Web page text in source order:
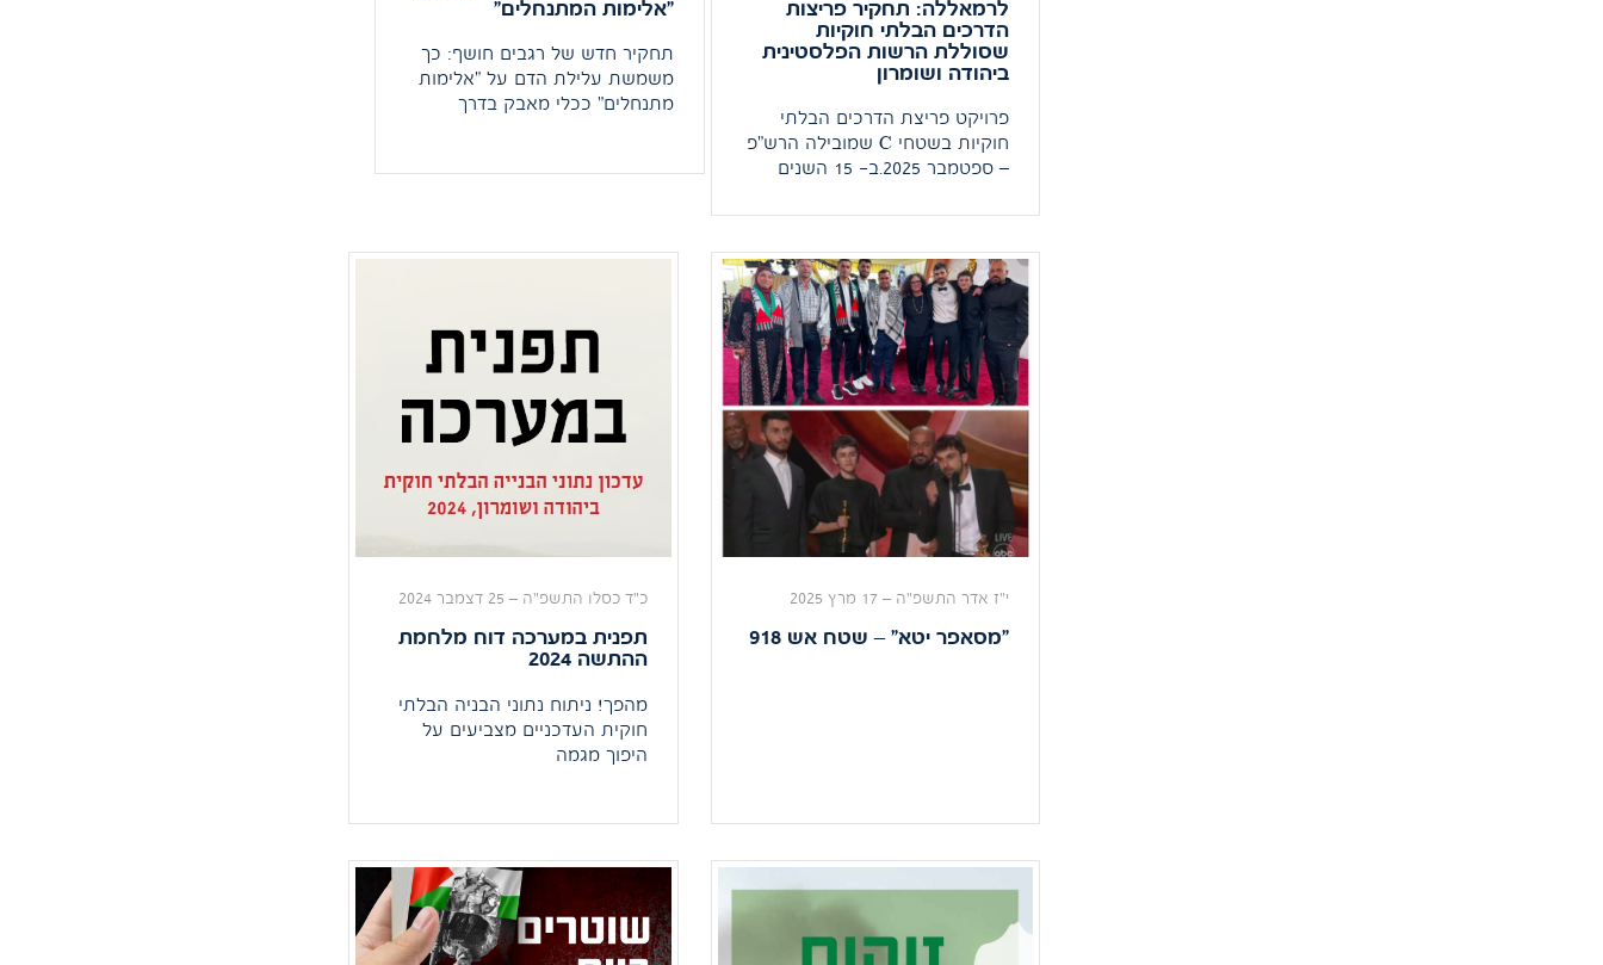
לרמאללה: תחקיר פריצות
הדרכים הבלתי חוקיות
שסוללת הרשות הפלסטינית
ביהודה ושומרון
פרויקט פריצת הדרכים הבלתי
חוקיות בשטחי C שמובילה הרש"פ
– ספטמבר 2025.ב- 15 השנים
הפלסטינית להשתלטות על שטחי
וזאת בניגוד מוחלט לחוקי התכנון
והבניה ולהסכמי אוסלו. בשנת
2009 השיקראש הממשלה
הפלסטינית דאז, סלאם פיאד, את
התכנית להקמת מדינה פלסטינית
ביהודהושומרון, שבירתה מזרח
ירושלים. התכנית אסטרטגית
ומפורטת, ויוצאת מנקודת […]
"אלימות המתנחלים"
תחקיר חדש של רגבים חושף: כך
משמשת עלילת הדם על "אלימות
מתנחלים" ככלי מאבק בדרך
י"ז אדר התשפ"ה – 17 מרץ 2025
"מסאפר יטא" – שטח אש 918
כ"ד כסלו התשפ"ה – 25 דצמבר 2024
תפנית במערכה דוח מלחמת
ההתשה 2024
מהפך! ניתוח נתוני הבניה הבלתי
חוקית העדכניים מצביעים על
היפוך מגמה